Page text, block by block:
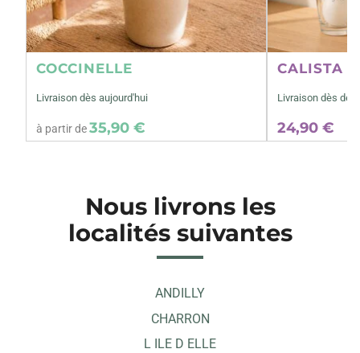
COCCINELLE
Livraison dès aujourd'hui
à partir de35,90 €
CALISTA
Livraison dès
24,90 €
Nous livrons les
localités suivantes
ANDILLY
CHARRON
L ILE D ELLE